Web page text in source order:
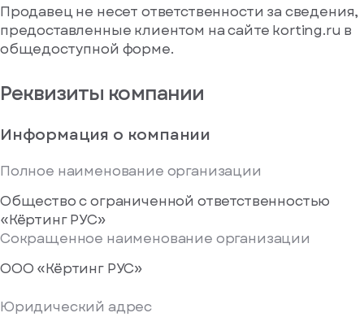
Продавец не несет ответственности за сведения,
предоставленные клиентом на сайте korting.ru в
общедоступной форме.
Реквизиты компании
Информация о компании
Полное наименование организации
Общество с ограниченной ответственностью
«Кёртинг РУС»
Сокращенное наименование организации
ООО «Кёртинг РУС»
Юридический адрес